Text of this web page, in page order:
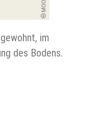
im
des Bodens.